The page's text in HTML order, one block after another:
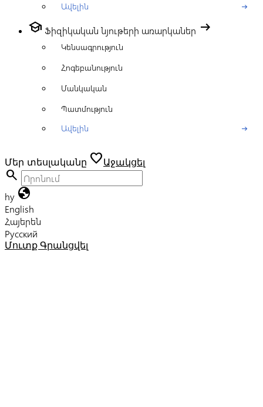
Ավելին
arrow_right_alt
school Ֆիզիկական նյութերի առարկաներ arrow_right_alt
Կենսագրություն
Հոգեբանություն
Մանկական
Պատմություն
Ավելին
arrow_right_alt
Մեր տեսլականը favoriteԱջակցել
search
hy globe
English
Հայերեն
Русский
Մուտք Գրանցվել